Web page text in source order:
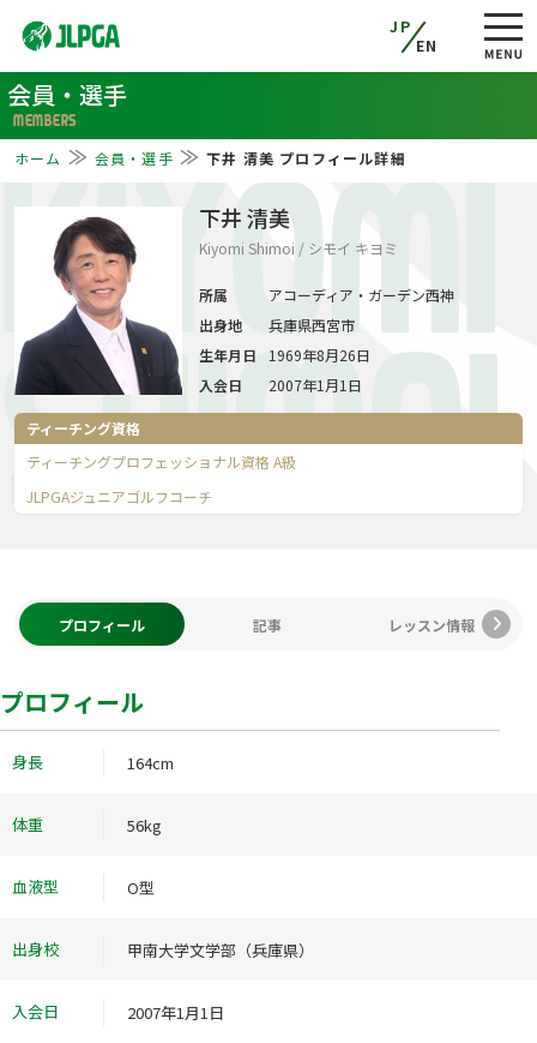
JP
EN
会員・選手
MEMBERS
ホーム 会員・選手 下井 清美 プロフィール詳細
KIYOMI
SHIMOI
下井 清美
Kiyomi Shimoi / シモイ キヨミ
ティーチング資格
ティーチングプロフェッショナル資格 A級
JLPGAジュニアゴルフコーチ
所属
アコーディア・ガーデン西神
出身地
兵庫県西宮市
生年月日
1969年8月26日
入会日
2007年1月1日
プロフィール 記事 レッスン情報
プロフィール
身長 164cm
体重 56kg
血液型 O型
出身校 甲南大学文学部（兵庫県）
入会日 2007年1月1日